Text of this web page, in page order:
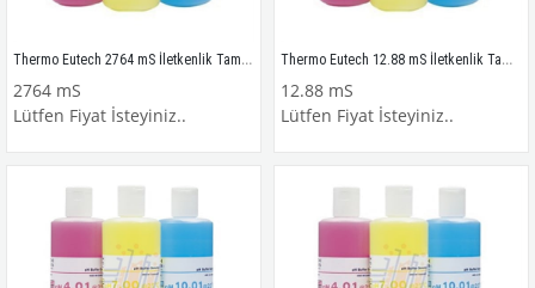
Thermo Eutech 2764 mS İletkenlik Tampon Çözeltisi 3 yıl ömürlü, 480 ml.
2764 mS
Lütfen Fiyat İsteyiniz..
Thermo Eutech 12.88 mS İletkenlik Tampon Çözeltisi 3 yıl ömürlü, 480 ml.
12.88 mS
Lütfen Fiyat İsteyiniz..